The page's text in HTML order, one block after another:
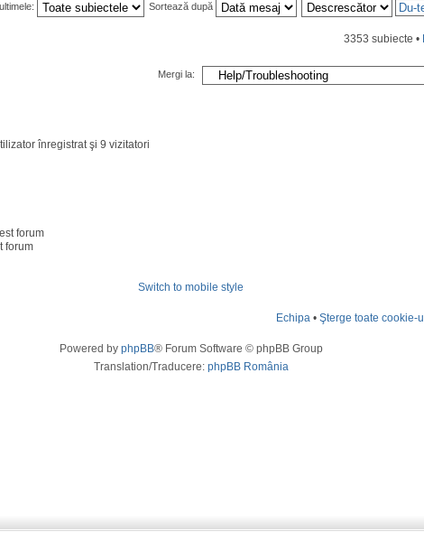
Sortează după
3353 subiecte •
Mergi la:
înregistrat şi 9 vizitatori
forum
forum
Switch to mobile style
Echipa •Şterge toate cookie-
Powered by phpBB® Forum Software © phpBB Group
Translation/Traducere: phpBB România